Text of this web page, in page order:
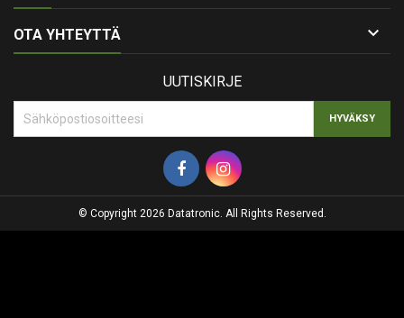
OTA YHTEYTTÄ 
UUTISKIRJE
© Copyright 2026 Datatronic. All Rights Reserved.